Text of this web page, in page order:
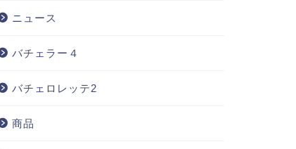
ニュース
バチェラー４
バチェロレッテ2
商品